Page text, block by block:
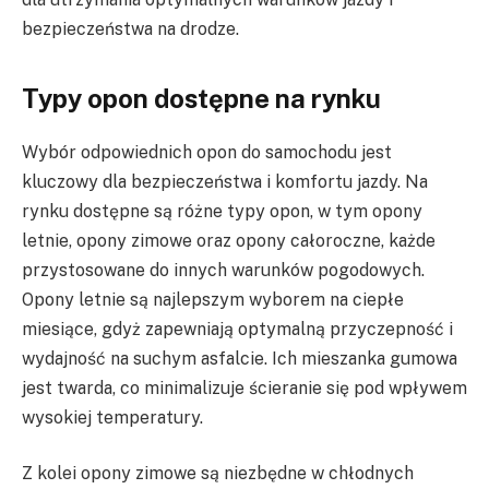
bezpieczeństwa na drodze.
Typy opon dostępne na rynku
Wybór odpowiednich opon do samochodu jest
kluczowy dla bezpieczeństwa i komfortu jazdy. Na
rynku dostępne są różne typy opon, w tym opony
letnie, opony zimowe oraz opony całoroczne, każde
przystosowane do innych warunków pogodowych.
Opony letnie są najlepszym wyborem na ciepłe
miesiące, gdyż zapewniają optymalną przyczepność i
wydajność na suchym asfalcie. Ich mieszanka gumowa
jest twarda, co minimalizuje ścieranie się pod wpływem
wysokiej temperatury.
Z kolei opony zimowe są niezbędne w chłodnych